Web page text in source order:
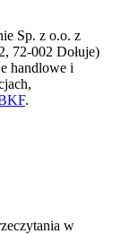
Sp. z o.o. z
72-002 Dołuje)
handlowe i
.
w